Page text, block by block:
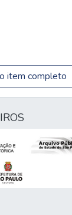
item completo